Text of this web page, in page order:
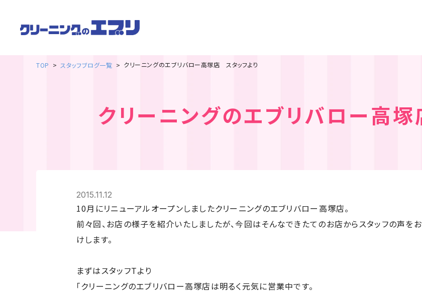
TOP スタッフブログ一覧 クリーニングのエブリバロー高塚店 スタッフより
クリーニングのエブリバロー高
2015.11.12
10月にリニューアルオープンしましたクリーニングのエブリバロー高塚店。
前々回、お店の様子を紹介いたしましたが、今回はそんなできたてのお店からスタッフの声を
けします。
まずはスタッフTより
「クリーニングのエブリバロー高塚店は明るく元気に営業中です。